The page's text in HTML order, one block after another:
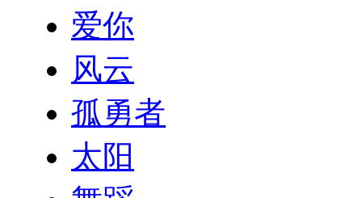
爱你
风云
孤勇者
太阳